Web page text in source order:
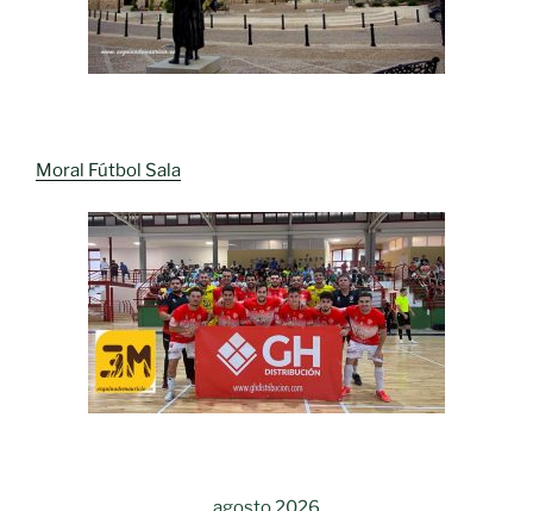
Moral Fútbol Sala